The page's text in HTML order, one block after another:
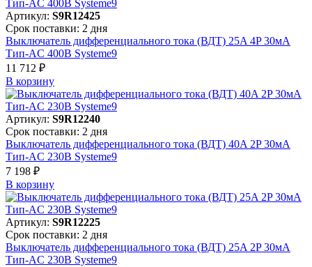
Артикул: S9R12425
Срок поставки: 2 дня
Выключатель дифференциального тока (ВДТ) 25A 4P 30мА
Тип-AC 400В Systeme9
11 712 ₽
В корзинy
Артикул: S9R12240
Срок поставки: 2 дня
Выключатель дифференциального тока (ВДТ) 40A 2P 30мА
Тип-AC 230В Systeme9
7 198 ₽
В корзинy
Артикул: S9R12225
Срок поставки: 2 дня
Выключатель дифференциального тока (ВДТ) 25A 2P 30мА
Тип-AC 230В Systeme9